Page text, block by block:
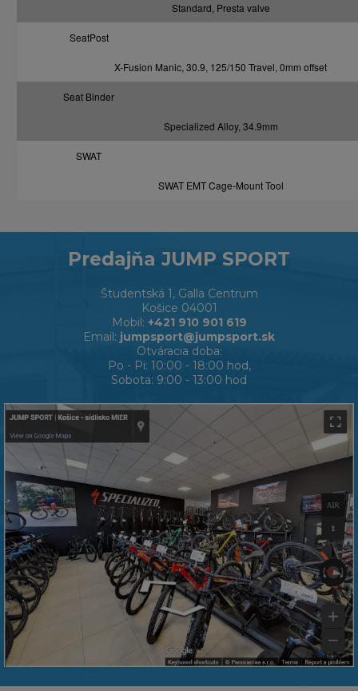
Standard, Presta valve
SeatPost
X-Fusion Manic, 30.9, 125/150 Travel, 0mm offset
Seat Binder
Specialized Alloy, 34.9mm
SWAT
SWAT EMT Cage-Mount Tool
Predajňa JUMP SPORT
Študentská 1, Galla Centrum
Košice 04001
Mobil: +421 910 901 619
Email: jumpsport@jumpsport.sk
Otváracia doba:
Po - Pi: 10:00 - 18:00 hod,
Sobota: 9:00 - 13:00 hod